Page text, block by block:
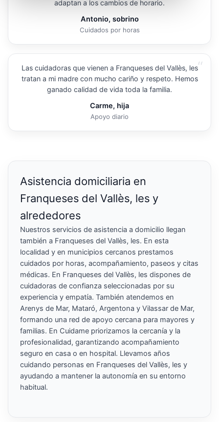
adaptan a los cambios de horario.
Antonio, sobrino
Cuidados por horas
“
Las cuidadoras que vienen a Franqueses del Vallès, les
tratan a mi madre con mucho cariño y respeto. Hemos
ganado calidad de vida toda la familia.
Carme, hija
Apoyo diario
Asistencia domiciliaria en
Franqueses del Vallès, les y
alrededores
Nuestros servicios de asistencia a domicilio llegan
también a Franqueses del Vallès, les. En esta
localidad y en municipios cercanos prestamos
cuidados por horas, acompañamiento, paseos y citas
médicas. En Franqueses del Vallès, les dispones de
cuidadoras de confianza seleccionadas por su
experiencia y empatía. También atendemos en
Arenys de Mar, Mataró, Argentona y Vilassar de Mar,
formando una red de apoyo cercana para mayores y
familias. En Cuidame priorizamos la cercanía y la
profesionalidad, garantizando acompañamiento
seguro en casa o en hospital. Llevamos años
cuidando personas en Franqueses del Vallès, les y
ayudando a mantener la autonomía en su entorno
habitual.